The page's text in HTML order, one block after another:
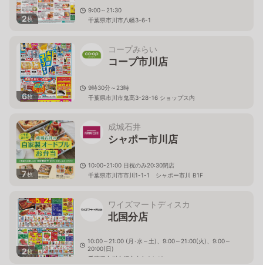
2枚
9:00～21:30
千葉県市川市八幡3-6-1
6枚
コープみらい
コープ市川店
9時30分～23時
千葉県市川市鬼高3-28-16 ショップス内
7枚
成城石井
シャポー市川店
10:00-21:00 日祝のみ20:30閉店
千葉県市川市市川1-1-1 シャポー市川 B1F
2枚
ワイズマートディスカ
北国分店
10:00～21:00 (月･水～土)、9:00～21:00(火)、9:00～
20:00(日)
千葉県市川市堀之内3-24-19